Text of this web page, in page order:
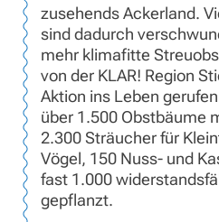
zusehends Ackerland.
sind dadurch
mehr klimafitte
von der KLAR! Region
Aktion ins Leben
über 1.500 Obstbäume
2.300 Sträucher für
Vögel, 150 Nuss- und
fast 1.000
gepflanzt.